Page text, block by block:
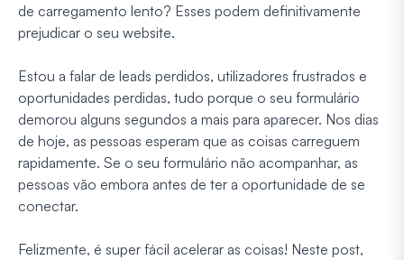
de carregamento lento? Esses podem definitivamente
prejudicar o seu website.
Estou a falar de leads perdidos, utilizadores frustrados e
oportunidades perdidas, tudo porque o seu formulário
demorou alguns segundos a mais para aparecer. Nos dias
de hoje, as pessoas esperam que as coisas carreguem
rapidamente. Se o seu formulário não acompanhar, as
pessoas vão embora antes de ter a oportunidade de se
conectar.
Felizmente, é super fácil acelerar as coisas! Neste post,